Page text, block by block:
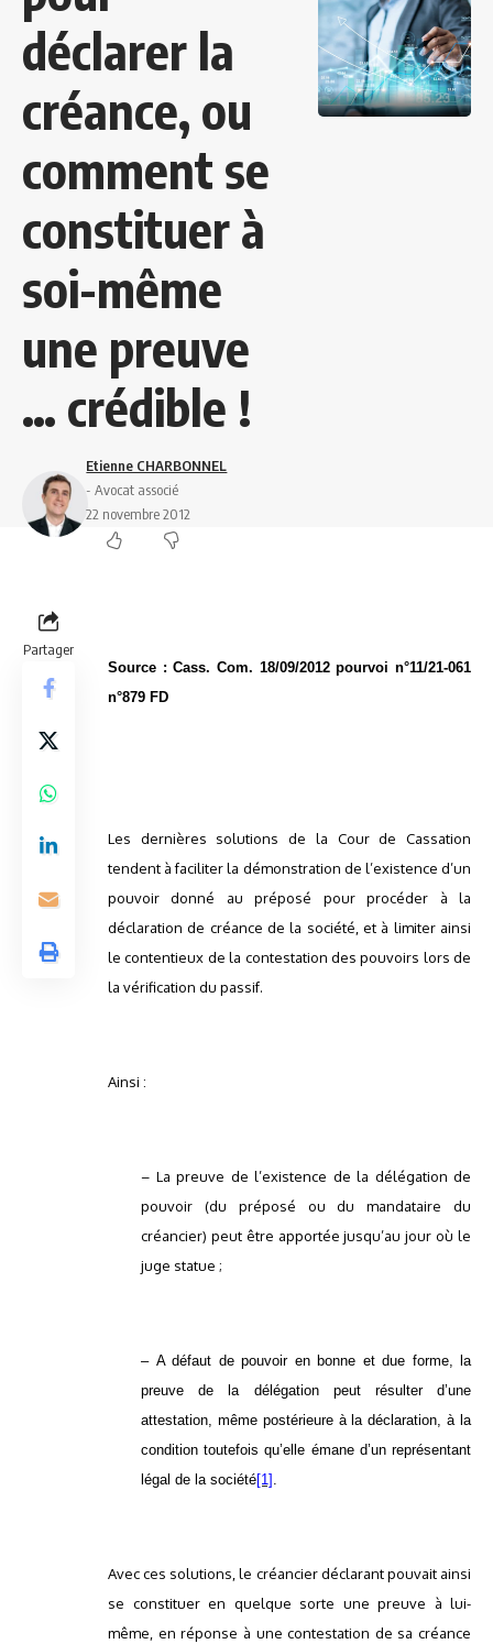
déclarer la
créance, ou
comment se
constituer à
soi-même
une preuve
… crédible !
Etienne CHARBONNEL
- Avocat associé
22 novembre 2012
Partager
Source : Cass. Com. 18/09/2012 pourvoi n°11/21-061
n°879 FD
Les dernières solutions de la Cour de Cassation
tendent à faciliter la démonstration de l’existence d’un
pouvoir donné au préposé pour procéder à la
déclaration de créance de la société, et à limiter ainsi
le contentieux de la contestation des pouvoirs lors de
la vérification du passif.
Ainsi :
– La preuve de l’existence de la délégation de
pouvoir (du préposé ou du mandataire du
créancier) peut être apportée jusqu’au jour où le
juge statue ;
– A défaut de pouvoir en bonne et due forme, la
preuve de la délégation peut résulter d’une
attestation, même postérieure à la déclaration, à la
condition toutefois qu’elle émane d’un représentant
légal de la société[1] .
Avec ces solutions, le créancier déclarant pouvait ainsi
se constituer en quelque sorte une preuve à lui-
même, en réponse à une contestation de sa créance